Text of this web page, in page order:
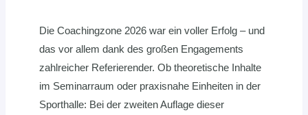
Die Coachingzone 2026 war ein voller Erfolg – und
das vor allem dank des großen Engagements
zahlreicher Referierender. Ob theoretische Inhalte
im Seminarraum oder praxisnahe Einheiten in der
Sporthalle: Bei der zweiten Auflage dieser